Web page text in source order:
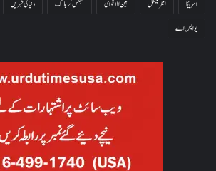
امریکا
انٹرنیشنل بین الاقوامی جھلس کر ہلاک دنیا کی خبریں
یو ایس اے